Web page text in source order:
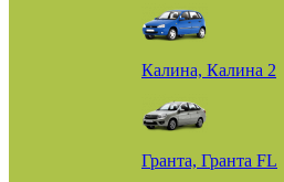
Калина, Калина 2
Гранта, Гранта FL